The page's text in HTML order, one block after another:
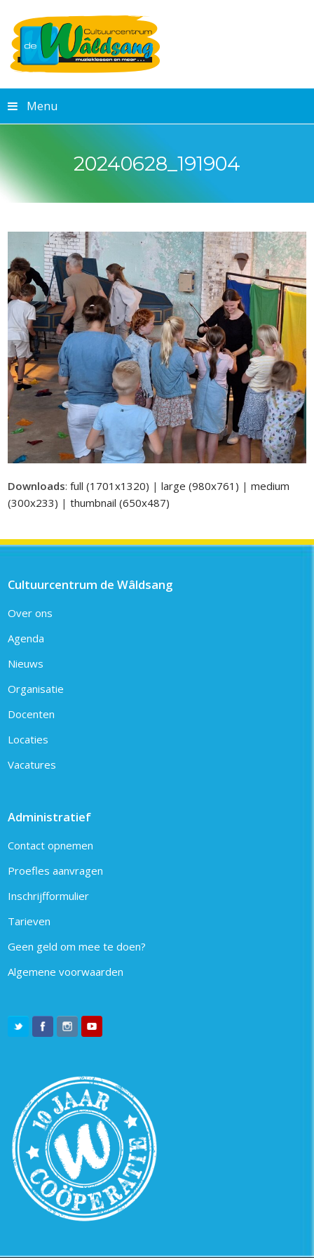
Menu
20240628_191904
Downloads:full (1701x1320) |large (980x761) |medium
(300x233) |thumbnail (650x487)
Cultuurcentrum de Wâldsang
Over ons
Agenda
Nieuws
Organisatie
Docenten
Locaties
Vacatures
Administratief
Contact opnemen
Proefles aanvragen
Inschrijfformulier
Tarieven
Geen geld om mee te doen?
Algemene voorwaarden